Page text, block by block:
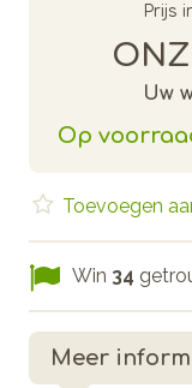
Prijs
Uw
Op
Toevoegen
Win 34
Meer